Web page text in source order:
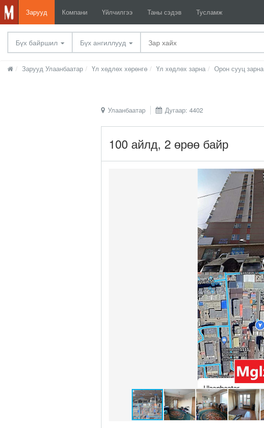
Зарууд Компани Үйлчилгээ Таны сэдэв Тусламж
Бүх байршил Бүх ангиллууд
Зарууд Улаанбаатар Үл хөдлөх хөрөнгө Үл хөдлөх зарна Орон сууц зарна
Улаанбаатар Дугаар: 4402
100 айлд, 2 өрөө байр